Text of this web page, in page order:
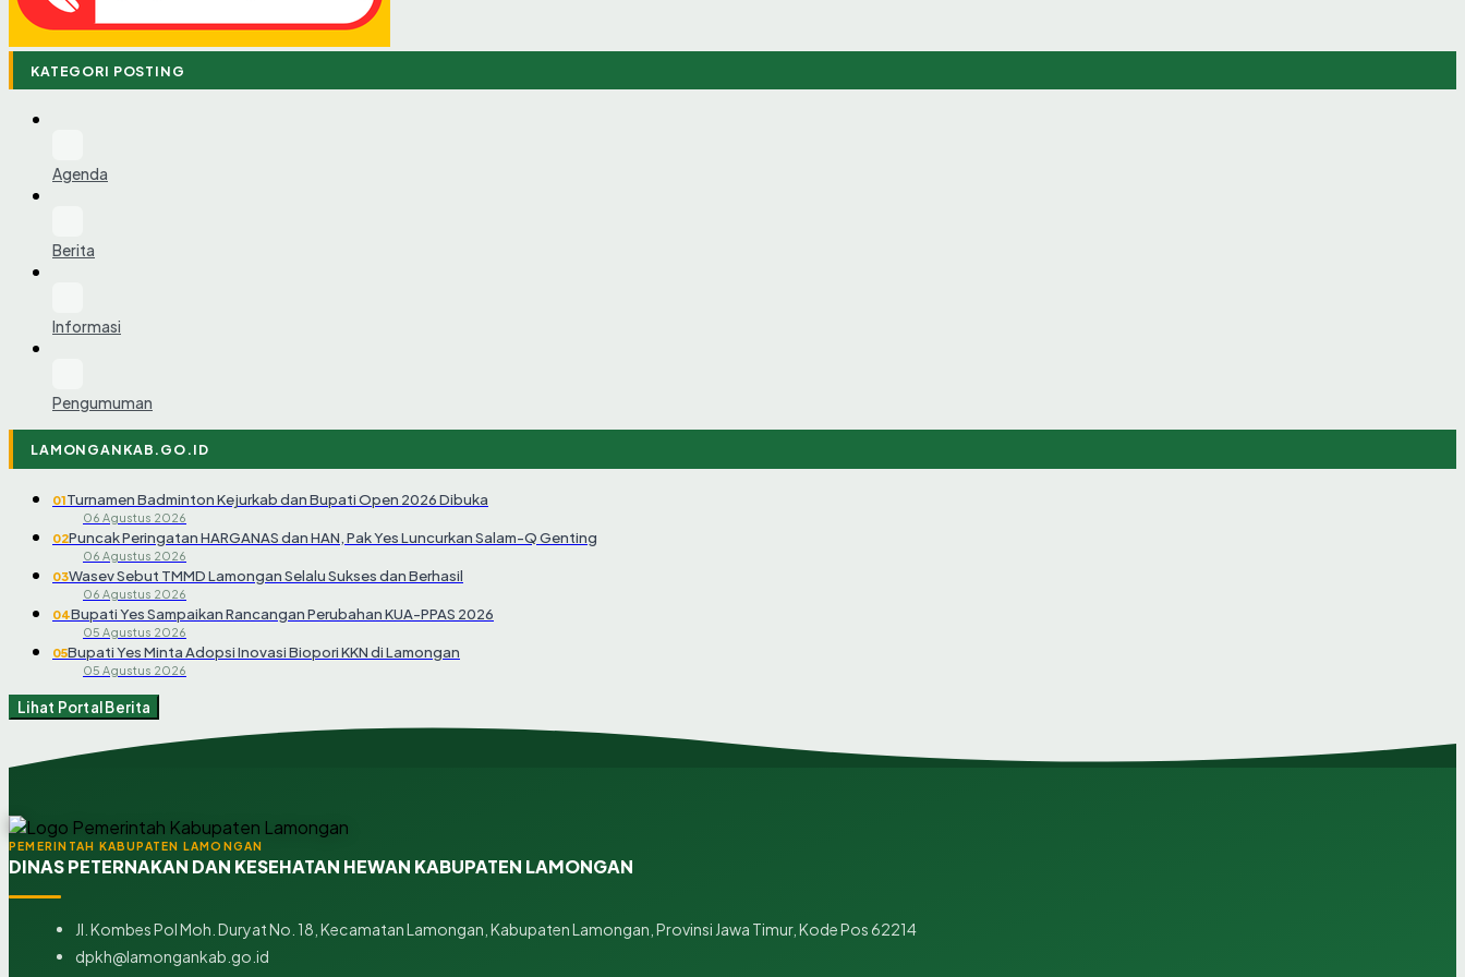
KATEGORI POSTING
Agenda
Berita
Informasi
Pengumuman
LAMONGANKAB.GO.ID
01Turnamen Badminton Kejurkab dan Bupati Open 2026 Dibuka
06 Agustus 2026
02Puncak Peringatan HARGANAS dan HAN, Pak Yes Luncurkan Salam-Q Genting
06 Agustus 2026
03Wasev Sebut TMMD Lamongan Selalu Sukses dan Berhasil
06 Agustus 2026
04Bupati Yes Sampaikan Rancangan Perubahan KUA-PPAS 2026
05 Agustus 2026
05Bupati Yes Minta Adopsi Inovasi Biopori KKN di Lamongan
05 Agustus 2026
Lihat Portal Berita
PEMERINTAH KABUPATEN LAMONGAN
DINAS PETERNAKAN DAN KESEHATAN HEWAN KABUPATEN LAMONGAN
Jl. Kombes Pol Moh. Duryat No. 18, Kecamatan Lamongan, Kabupaten Lamongan, Provinsi Jawa Timur, Kode Pos 62214
dpkh@lamongankab.go.id